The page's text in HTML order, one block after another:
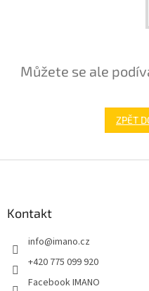
Můžete se ale
ZPĚT
Kontakt
info@imano.cz
+420 775 099 920
Facebook IMANO